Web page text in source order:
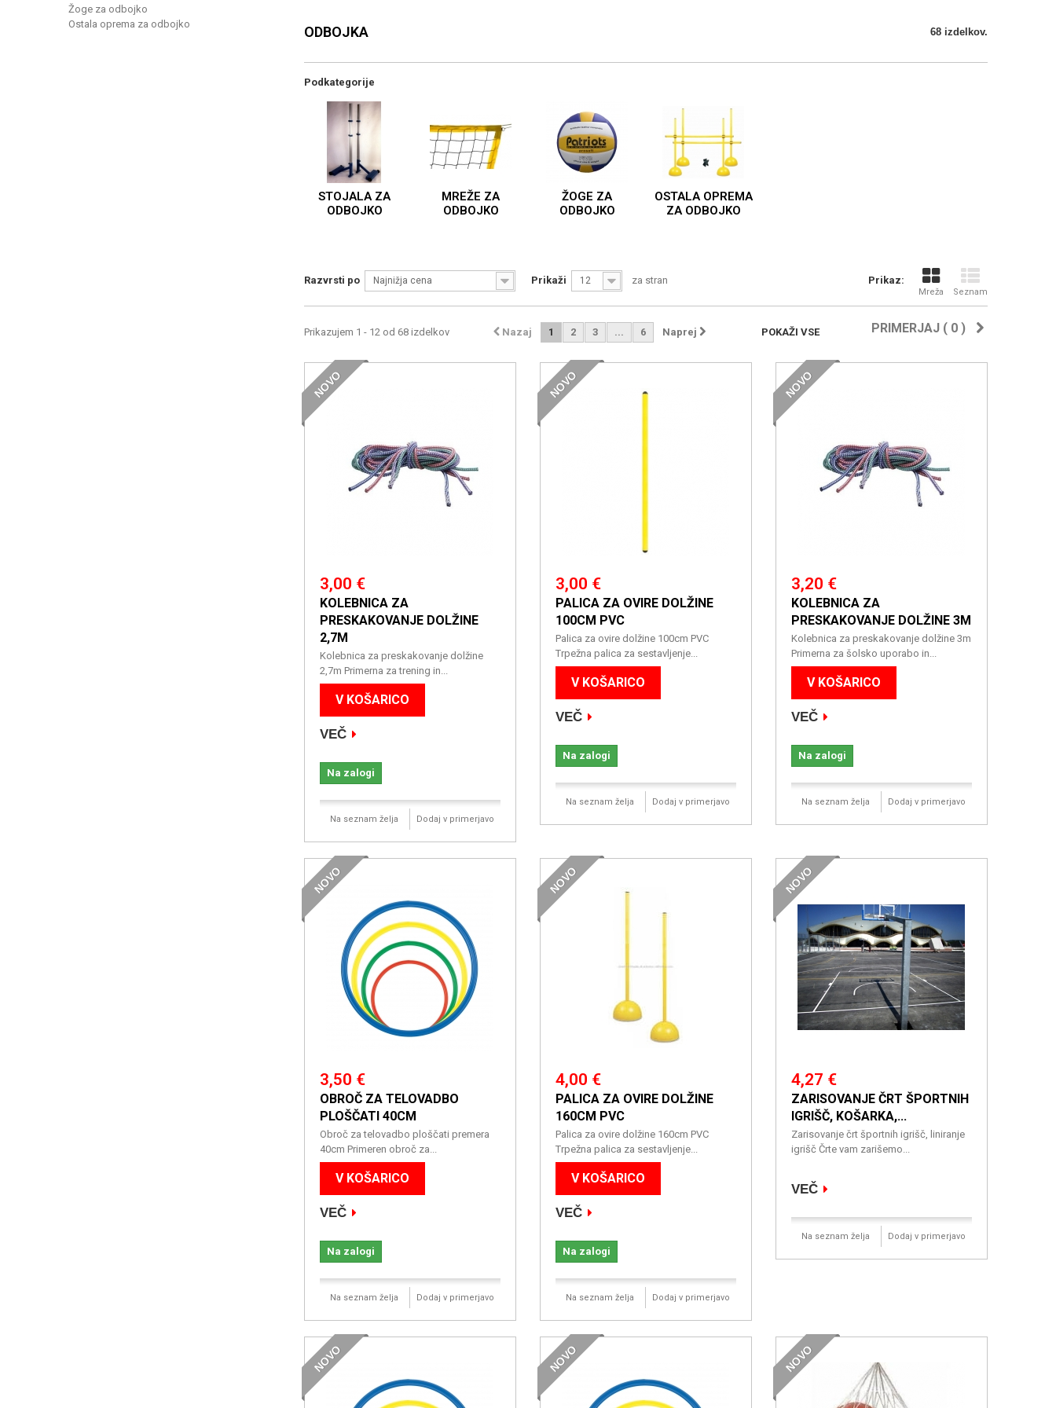
Žoge za odbojko
Ostala oprema za odbojko
ODBOJKA 68 izdelkov.
Podkategorije
STOJALA ZA
ODBOJKO
MREŽE ZA
ODBOJKO
ŽOGE ZA
ODBOJKO
OSTALA OPREMA
ZA ODBOJKO
Prikaz:
Mreža Seznam
Razvrsti po Najnižja cena Prikaži 12 za stran
PRIMERJAJ ( 0 )
POKAŽI VSE
Nazaj 1 2 3 ... 6 Naprej
Prikazujem 1 - 12 od 68 izdelkov
NOVO
3,00 €
KOLEBNICA ZA
PRESKAKOVANJE DOLŽINE
2,7M
Kolebnica za preskakovanje dolžine
2,7m Primerna za trening in...
V KOŠARICO
VEČ
Na zalogi
Na seznam želja Dodaj v primerjavo
NOVO
3,00 €
PALICA ZA OVIRE DOLŽINE
100CM PVC
Palica za ovire dolžine 100cm PVC
Trpežna palica za sestavljenje...
V KOŠARICO
VEČ
Na zalogi
Na seznam želja Dodaj v primerjavo
NOVO
3,20 €
KOLEBNICA ZA
PRESKAKOVANJE DOLŽINE 3M
Kolebnica za preskakovanje dolžine 3m
Primerna za šolsko uporabo in...
V KOŠARICO
VEČ
Na zalogi
Na seznam želja Dodaj v primerjavo
NOVO
3,50 €
OBROČ ZA TELOVADBO
PLOŠČATI 40CM
Obroč za telovadbo ploščati premera
40cm Primeren obroč za...
V KOŠARICO
VEČ
Na zalogi
Na seznam želja Dodaj v primerjavo
NOVO
4,00 €
PALICA ZA OVIRE DOLŽINE
160CM PVC
Palica za ovire dolžine 160cm PVC
Trpežna palica za sestavljenje...
V KOŠARICO
VEČ
Na zalogi
Na seznam želja Dodaj v primerjavo
NOVO
4,27 €
ZARISOVANJE ČRT ŠPORTNIH
IGRIŠČ, KOŠARKA,...
Zarisovanje črt športnih igrišč, liniranje
igrišč Črte vam zarišemo...
VEČ
Na seznam želja Dodaj v primerjavo
NOVO NOVO NOVO